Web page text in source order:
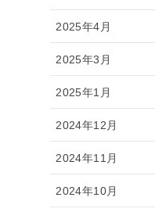
2025年4月
2025年3月
2025年1月
2024年12月
2024年11月
2024年10月